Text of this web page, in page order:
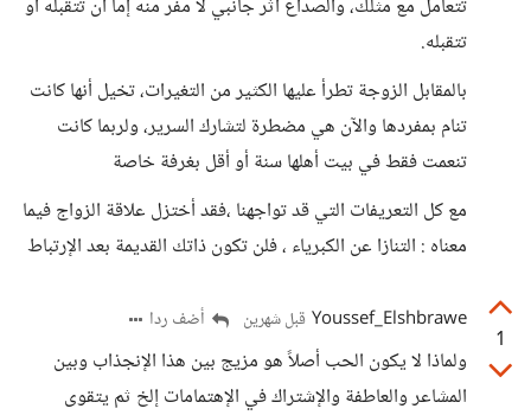
تتعامل مع مثلك، والصداع أثر جانبي لا مفر منه إما أن تتقبله أو
تتقبله.
بالمقابل الزوجة تطرأ عليها الكثير من التغيرات، تخيل أنها كانت
تنام بمفردها والآن هي مضطرة لتشارك السرير، ولربما كانت
تنعمت فقط في بيت أهلها سنة أو أقل بغرفة خاصة
مع كل التعريفات التي قد تواجهنا ،فقد أختزل علاقة الزواج فيما
معناه : التنازا عن الكبرياء ، فلن تكون ذاتك القديمة بعد الإرتباط
1
Youssef_Elshbrawe قبل شهرين أضف ردا
ولماذا لا يكون الحب أصلاً هو مزيج بين هذا الإنجذاب وبين
المشاعر والعاطفة والإشتراك في الإهتمامات إلخ ثم يتقوى